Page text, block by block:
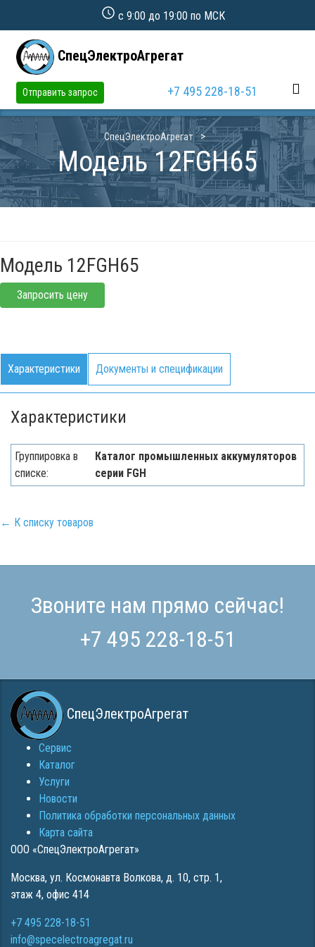
с 9:00 до 19:00 по МСК
СпецЭлектроАгрегат
Отправить запрос +7 495 228-18-51
СпецЭлектроАгрегат
Модель 12FGH65
Модель 12FGH65
Запросить цену
Характеристики Документы и спецификации
Характеристики
Группировка в
списке:
Каталог промышленных аккумуляторов
серии FGH
← К списку товаров
Звоните нам прямо сейчас!
+7 495 228-18-51
СпецЭлектроАгрегат
Сервис
Каталог
Услуги
Новости
Политика обработки персональных данных
Карта сайта
ООО «СпецЭлектроАгрегат»
Москва, ул. Космонавта Волкова, д. 10, стр. 1,
этаж 4, офис 414
+7 495 228-18-51
info@specelectroagregat.ru